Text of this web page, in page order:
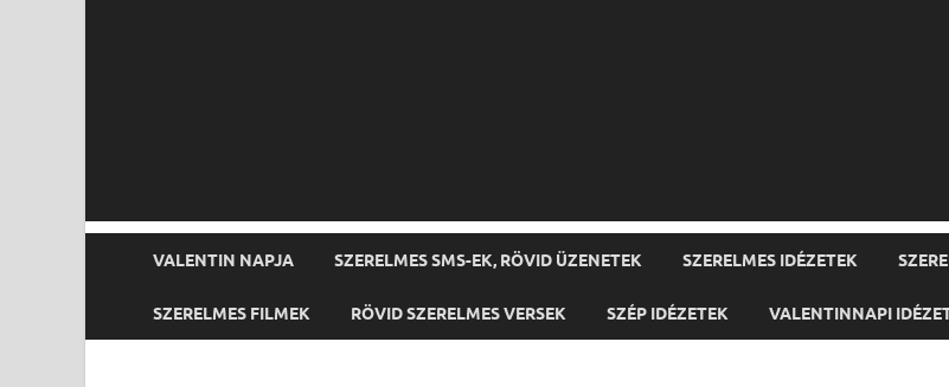
VALENTIN NAPJA SZERELMES SMS-EK, RÖVID ÜZENETEK SZERELMES IDÉZETEK
SZERELMES FILMEK RÖVID SZERELMES VERSEK SZÉP IDÉZETEK VALENTINNAPI